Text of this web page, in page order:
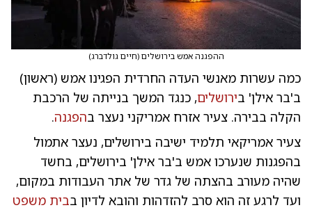
ההפגנה אמש בירושלים (חיים גולדברג)
כמה עשרות מאנשי העדה החרדית הפגינו אמש (ראשון)
ב'בר אילן' בירושלים, כנגד המשך בנייתה של הרכבת
הקלה בבירה. צעיר אזרח אמריקני נעצר בהפגנה.
צעיר אמריקאי תלמיד ישיבה בירושלים, נעצר אתמול
בהפגנות שנערכו אמש ב'בר אילן' בירושלים, בחשד
שהיה מעורב בהצתה של גדר של אתר העבודות במקום,
ועד לרגע זה הוא סרב להזדהות והובא לדיון בבית משפט